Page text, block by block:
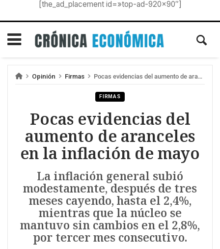
[the_ad_placement id=»top-ad-920×90″]
Opinión Firmas Pocas evidencias del aumento de aranceles en la inflación de mayo
FIRMAS
Pocas evidencias del
aumento de aranceles
en la inflación de mayo
La inflación general subió
modestamente, después de tres
meses cayendo, hasta el 2,4%,
mientras que la núcleo se
mantuvo sin cambios en el 2,8%,
por tercer mes consecutivo.